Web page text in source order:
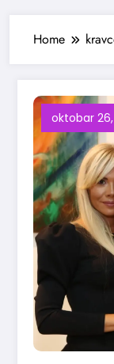
Home
oktobar